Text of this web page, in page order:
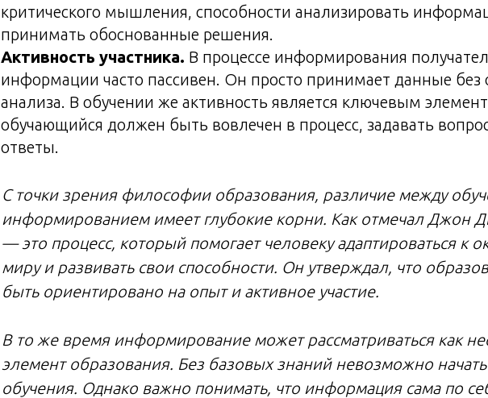
критического мышления, способности анализировать
принимать обоснованные решения.
Активность участника. В процессе информирования
информации часто пассивен. Он просто принимает данные без
анализа. В обучении же активность является ключевым
обучающийся должен быть вовлечен в процесс, задавать
ответы.
С точки зрения философии образования, различие между
информированием имеет глубокие корни. Как отмечал Джон
— это процесс, который помогает человеку адаптироваться к
миру и развивать свои способности. Он утверждал, что
быть ориентировано на опыт и активное участие.
В то же время информирование может рассматриваться как
элемент образования. Без базовых знаний невозможно
обучения. Однако важно понимать, что информация сама по